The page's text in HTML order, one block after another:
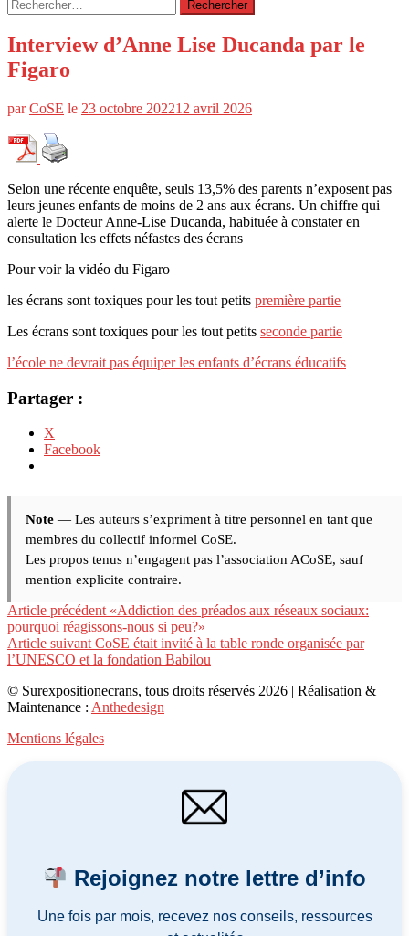
Interview d’Anne Lise Ducanda par le
Figaro
parCoSE le 23 octobre 202212 avril 2026
Selon une récente enquête, seuls 13,5% des parents n’exposent pas
leurs jeunes enfants de moins de 2 ans aux écrans. Un chiffre qui
alerte le Docteur Anne-Lise Ducanda, habituée à constater en
consultation les effets néfastes des écrans
Pour voir la vidéo du Figaro
les écrans sont toxiques pour les tout petits première partie
Les écrans sont toxiques pour les tout petits seconde partie
l’école ne devrait pas équiper les enfants d’écrans éducatifs
Partager :
X
Facebook
Note — Les auteurs s’expriment à titre personnel en tant que
membres du collectif informel CoSE.
Les propos tenus n’engagent pas l’association ACoSE, sauf
mention explicite contraire.
Lire
la
suite
Article précédent «Addiction des préados aux réseaux sociaux:
pourquoi réagissons-nous si peu?»
Article suivant CoSE était invité à la table ronde organisée par
l’UNESCO et la fondation Babilou
© Surexpositionecrans, tous droits réservés 2026 | Réalisation &
Maintenance : Anthedesign
Mentions légales
Rejoignez notre lettre d’info
Une fois par mois, recevez nos conseils, ressources